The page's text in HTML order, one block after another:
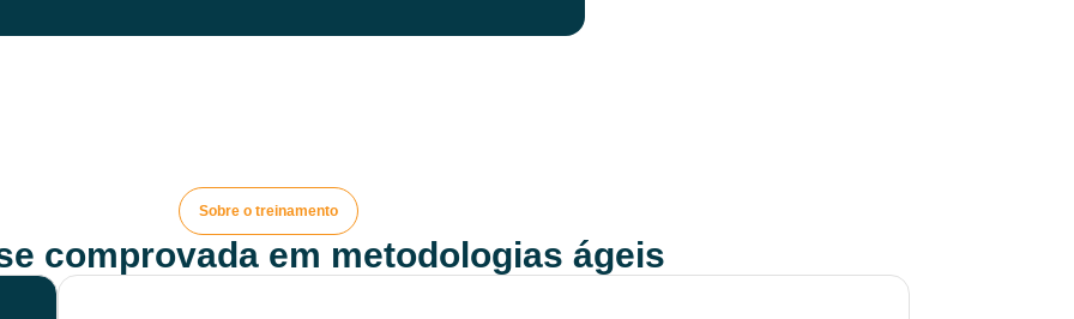
Sobre o treinamento
comprovada em metodologias ágeis